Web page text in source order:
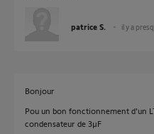
patrice S. il y a
Bonjour
Pou un bon fonctionnement d'un
condensateur de 3µF